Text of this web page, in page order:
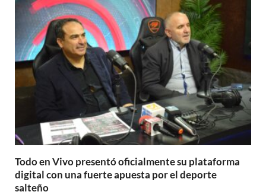
Todo en Vivo presentó oficialmente su plataforma
digital con una fuerte apuesta por el deporte
salteño